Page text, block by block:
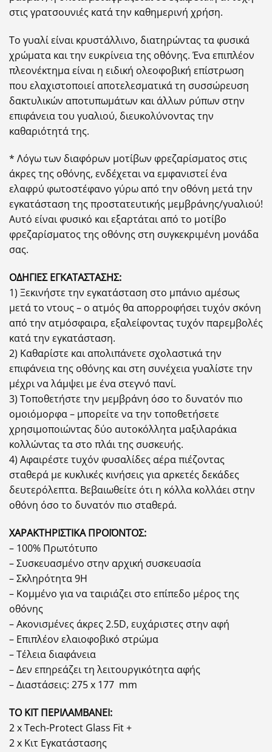
στις γρατσουνιές κατά την καθημερινή χρήση.
Το γυαλί είναι κρυστάλλινο, διατηρώντας τα φυσικά
χρώματα και την ευκρίνεια της οθόνης. Ένα επιπλέον
πλεονέκτημα είναι η ειδική ολεοφοβική επίστρωση
που ελαχιστοποιεί αποτελεσματικά τη συσσώρευση
δακτυλικών αποτυπωμάτων και άλλων ρύπων στην
επιφάνεια του γυαλιού, διευκολύνοντας την
καθαριότητά της.
* Λόγω των διαφόρων μοτίβων φρεζαρίσματος στις
άκρες της οθόνης, ενδέχεται να εμφανιστεί ένα
ελαφρύ φωτοστέφανο γύρω από την οθόνη μετά την
εγκατάσταση της προστατευτικής μεμβράνης/γυαλιού!
Αυτό είναι φυσικό και εξαρτάται από το μοτίβο
φρεζαρίσματος της οθόνης στη συγκεκριμένη μονάδα
σας.
ΟΔΗΓΙΕΣ ΕΓΚΑΤΑΣΤΑΣΗΣ:
1) Ξεκινήστε την εγκατάσταση στο μπάνιο αμέσως
μετά το ντους – ο ατμός θα απορροφήσει τυχόν σκόνη
από την ατμόσφαιρα, εξαλείφοντας τυχόν παρεμβολές
κατά την εγκατάσταση.
2) Καθαρίστε και απολιπάνετε σχολαστικά την
επιφάνεια της οθόνης και στη συνέχεια γυαλίστε την
μέχρι να λάμψει με ένα στεγνό πανί.
3) Τοποθετήστε την μεμβράνη όσο το δυνατόν πιο
ομοιόμορφα – μπορείτε να την τοποθετήσετε
χρησιμοποιώντας δύο αυτοκόλλητα μαξιλαράκια
κολλώντας τα στο πλάι της συσκευής.
4) Αφαιρέστε τυχόν φυσαλίδες αέρα πιέζοντας
σταθερά με κυκλικές κινήσεις για αρκετές δεκάδες
δευτερόλεπτα. Βεβαιωθείτε ότι η κόλλα κολλάει στην
οθόνη όσο το δυνατόν πιο σταθερά.
ΧΑΡΑΚΤΗΡΙΣΤΙΚΑ ΠΡΟΪΟΝΤΟΣ:
– 100% Πρωτότυπο
– Συσκευασμένο στην αρχική συσκευασία
– Σκληρότητα 9H
– Κομμένο για να ταιριάζει στο επίπεδο μέρος της
οθόνης
– Ακονισμένες άκρες 2.5D, ευχάριστες στην αφή
– Επιπλέον ελαιοφοβικό στρώμα
– Τέλεια διαφάνεια
– Δεν επηρεάζει τη λειτουργικότητα αφής
– Διαστάσεις: 275 x 177 mm
ΤΟ ΚΙΤ ΠΕΡΙΛΑΜΒΑΝΕΙ:
2 x Tech-Protect Glass Fit +
2 x Κιτ Εγκατάστασης